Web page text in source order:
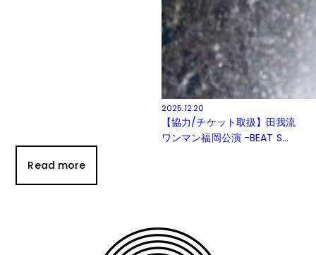
2025.12.20
【協力/チケット取扱】田我流
ワンマン福岡公演 -BEAT S...
Read more